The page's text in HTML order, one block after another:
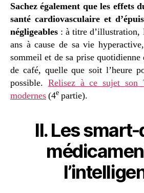
Sachez également que les effets
santé cardiovasculaire et
négligeables : à titre d’illustration,
ans à cause de sa vie
sommeil et de sa prise quotidienne
de café, quelle que soit l’heure
possible. Relisez à ce sujet son
modernes(4e partie).
II. Les